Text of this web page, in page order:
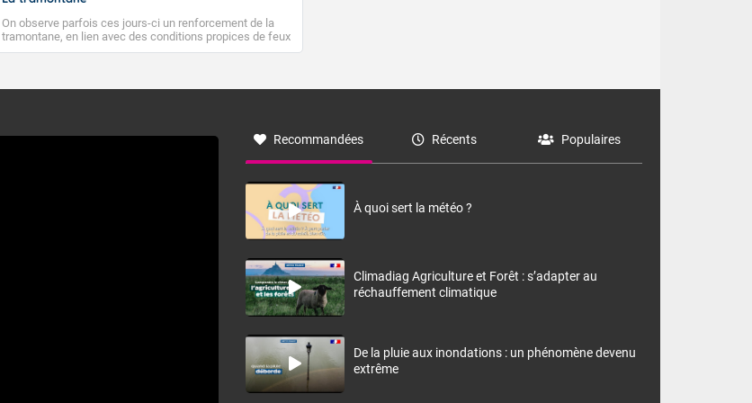
On observe parfois ces jours-ci un renforcement de la
tramontane, en lien avec des conditions propices de feux
de forêt. Mais qu'est-ce que la tramontane ? Quelles sont
à nord-ouest, dans un secteur qui part du Roussillon à la
monts, en allusion aux régions montagneuses d’où
Recommandées Récents Populaires
À quoi sert la météo ?
Climadiag Agriculture et Forêt : s’adapter au
réchauffement climatique
De la pluie aux inondations : un phénomène devenu
extrême